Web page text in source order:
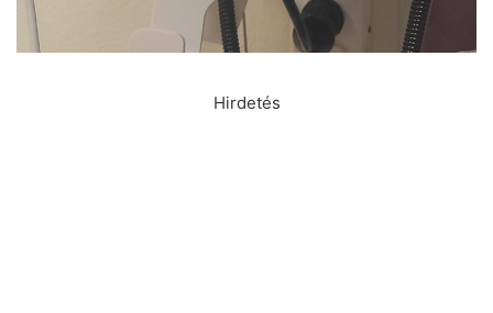
Hirdetés